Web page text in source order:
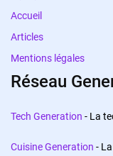
Accueil
Articles
Mentions légales
Réseau
Tech Generation - La
Cuisine Generation -